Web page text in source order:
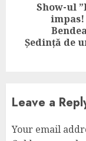
post:
Show-ul
Ședință de
Leave a
Your email